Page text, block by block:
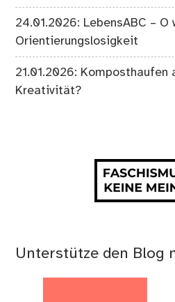
24.01.2026: LebensABC – O
Orientierungslosigkeit
21.01.2026: Komposthaufen
Kreativität?
Unterstütze den Blog